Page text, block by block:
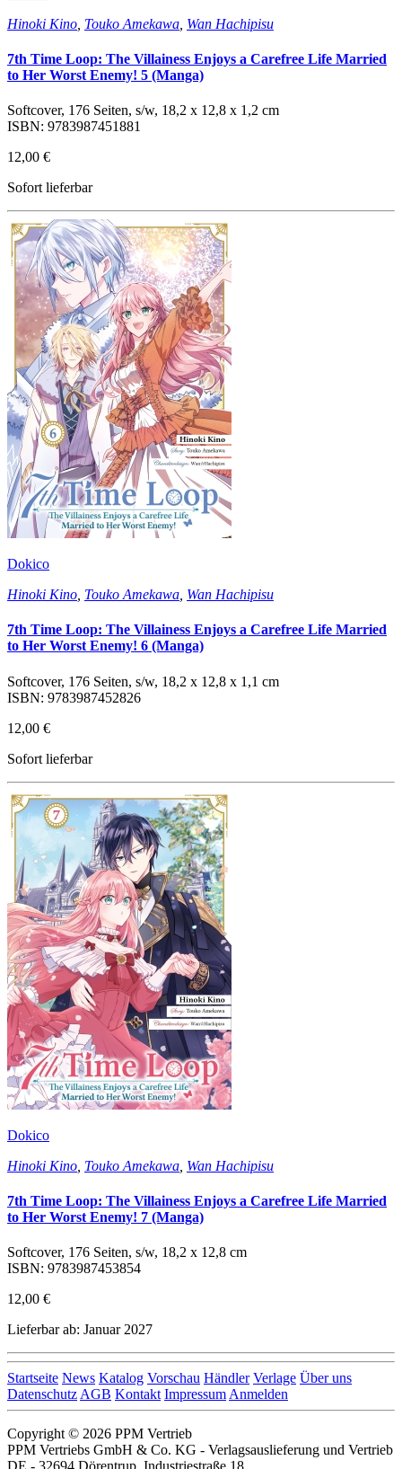
Hinoki Kino Touko Amekawa Wan Hachipisu
7th Time Loop: The Villainess Enjoys a Carefree Life Married
to Her Worst Enemy! 5 (Manga)
Softcover, 176 Seiten, s/w, 18,2 x 12,8 x 1,2 cm
ISBN: 9783987451881
12,00 €
Sofort lieferbar
Dokico
Hinoki Kino Touko Amekawa Wan Hachipisu
7th Time Loop: The Villainess Enjoys a Carefree Life Married
to Her Worst Enemy! 6 (Manga)
Softcover, 176 Seiten, s/w, 18,2 x 12,8 x 1,1 cm
ISBN: 9783987452826
12,00 €
Sofort lieferbar
Dokico
Hinoki Kino Touko Amekawa Wan Hachipisu
7th Time Loop: The Villainess Enjoys a Carefree Life Married
to Her Worst Enemy! 7 (Manga)
Softcover, 176 Seiten, s/w, 18,2 x 12,8 cm
ISBN: 9783987453854
12,00 €
Lieferbar ab: Januar 2027
Startseite News Katalog Vorschau Händler Verlage Über uns
Datenschutz AGB Kontakt Impressum Anmelden
Copyright © 2026 PPM Vertrieb
PPM Vertriebs GmbH & Co. KG - Verlagsauslieferung und Vertrieb